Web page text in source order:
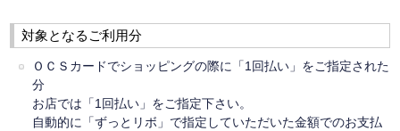
対象となるご利用分
ＯＣＳカードでショッピングの際に「1回払い」をご指定された
分
お店では「1回払い」をご指定下さい。
自動的に「ずっとリボ」で指定していただいた金額でのお支払